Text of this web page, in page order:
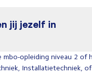
jij jezelf in
mbo-opleiding niveau 2 of
Installatietechniek,